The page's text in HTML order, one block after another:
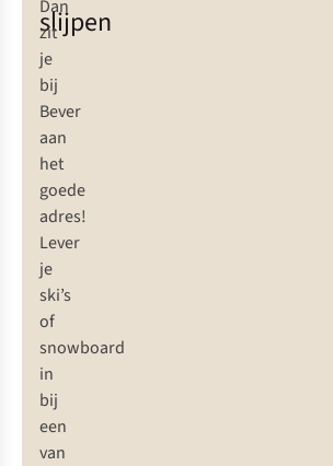
slijpen
Dan
zit
je
bij
Bever
aan
het
goede
adres!
Lever
je
ski’s
of
snowboard
in
bij
een
van